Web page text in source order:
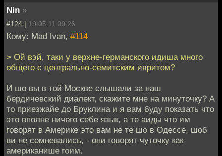
Nin »
#124 | 19.05.11 00:26
Кому: Mad Ivan, #114
> Ой вэй, таки у верхне-германского идиша много
общего с центрально-семитским ивритом?
И шо вы в той Москве слышали за наш
бердичевский диалект, скажите мне на минуточку? А
то приезжайе до Бруклина и я вам буду показать что
это вполне ничего себе язык, а те аиды что им
говорят в Америке это вам не те шо в Одессе, шоб
ви не сомневались, - они говорят чуточку как
американише гоим.